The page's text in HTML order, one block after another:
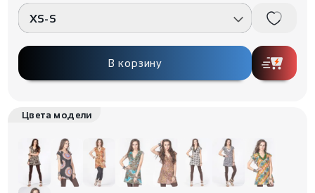
XS-S
В корзину
Цвета модели